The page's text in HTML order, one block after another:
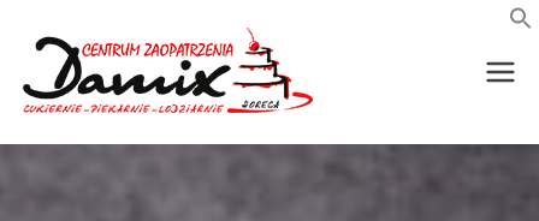
treści
wszystko
wszystko dla piekarni,